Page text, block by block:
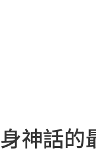
神話的